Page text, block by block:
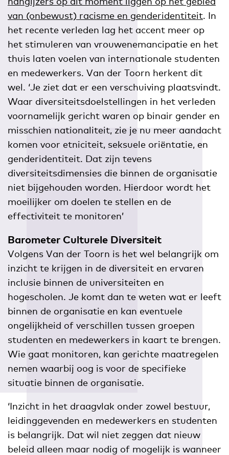
van (onbewust) racisme en genderidentiteit. In
het recente verleden lag het accent meer op
het stimuleren van vrouwenemancipatie en het
thuis laten voelen van internationale studenten
en medewerkers. Van der Toorn herkent dit
wel. ‘Je ziet dat er een verschuiving plaatsvindt.
Waar diversiteitsdoelstellingen in het verleden
voornamelijk gericht waren op binair gender en
misschien nationaliteit, zie je nu meer aandacht
komen voor etniciteit, seksuele oriëntatie, en
genderidentiteit. Dat zijn tevens
diversiteitsdimensies die binnen de organisatie
niet bijgehouden worden. Hierdoor wordt het
moeilijker om doelen te stellen en de
effectiviteit te monitoren’
Barometer Culturele Diversiteit
Volgens Van der Toorn is het wel belangrijk om
inzicht te krijgen in de diversiteit en ervaren
inclusie binnen de universiteiten en
hogescholen. Je komt dan te weten wat er leeft
binnen de organisatie en kan eventuele
ongelijkheid of verschillen tussen groepen
studenten en medewerkers in kaart te brengen.
Wie gaat monitoren, kan gerichte maatregelen
nemen waarbij oog is voor de specifieke
situatie binnen de organisatie.
‘Inzicht in het draagvlak onder zowel bestuur,
leidinggevenden en medewerkers en studenten
is belangrijk. Dat wil niet zeggen dat nieuw
beleid alleen maar nodig of mogelijk is wanneer